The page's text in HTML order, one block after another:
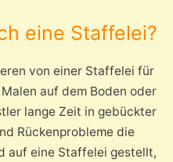
eine Staffelei?
von einer Staffelei für
auf dem Boden oder
lange Zeit in gebückter
Rückenprobleme die
auf eine Staffelei gestellt,